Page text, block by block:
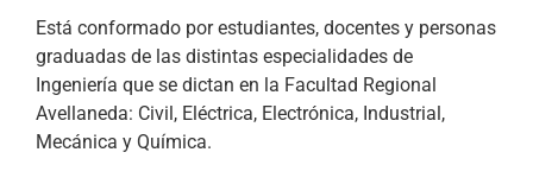
Está conformado por estudiantes, docentes y personas
graduadas de las distintas especialidades de
Ingeniería que se dictan en la Facultad Regional
Avellaneda: Civil, Eléctrica, Electrónica, Industrial,
Mecánica y Química.